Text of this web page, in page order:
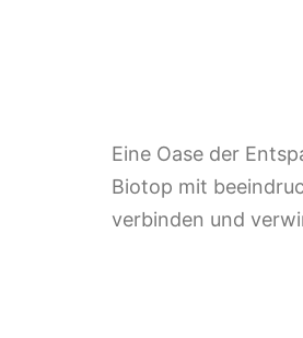
Eine Oase der
Biotop mit
verbinden und